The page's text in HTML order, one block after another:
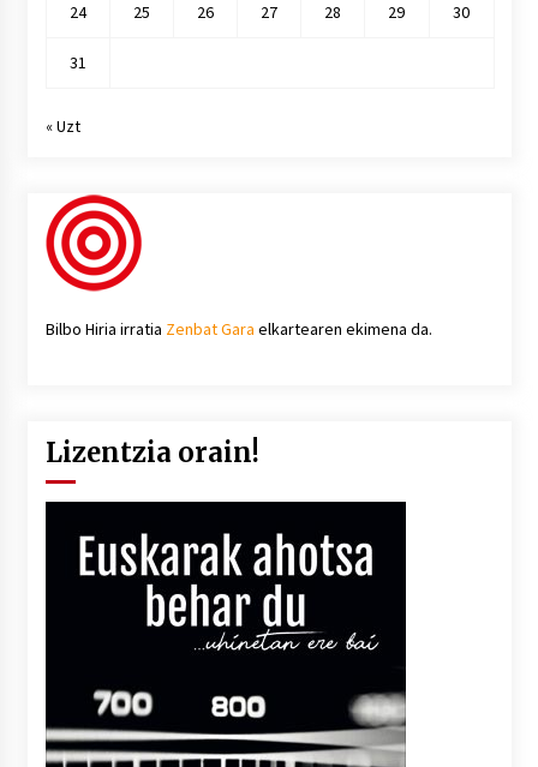
24 25 26 27 28 29 30
31
« Uzt
Bilbo Hiria irratia Zenbat Gara elkartearen ekimena da.
Lizentzia orain!